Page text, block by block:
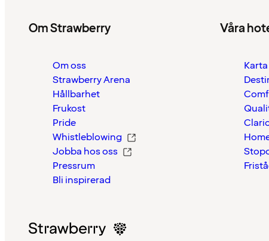
Om Strawberry
Om oss
Strawberry Arena
Hållbarhet
Frukost
Pride
Whistleblowing
Jobba hos oss
Pressrum
Bli inspirerad
Våra